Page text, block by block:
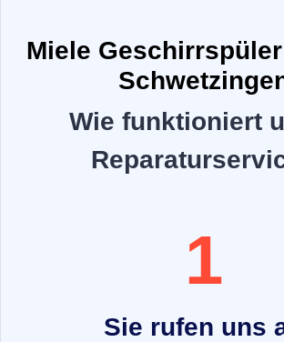
Miele
Wie funktioniert
1
Sie rufen uns